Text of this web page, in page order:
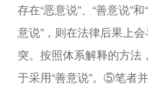
存在“恶意说”、“善意说”
意说”，则在法律后果上
突。按照体系解释的方法
于采用“善意说”。⑤笔者